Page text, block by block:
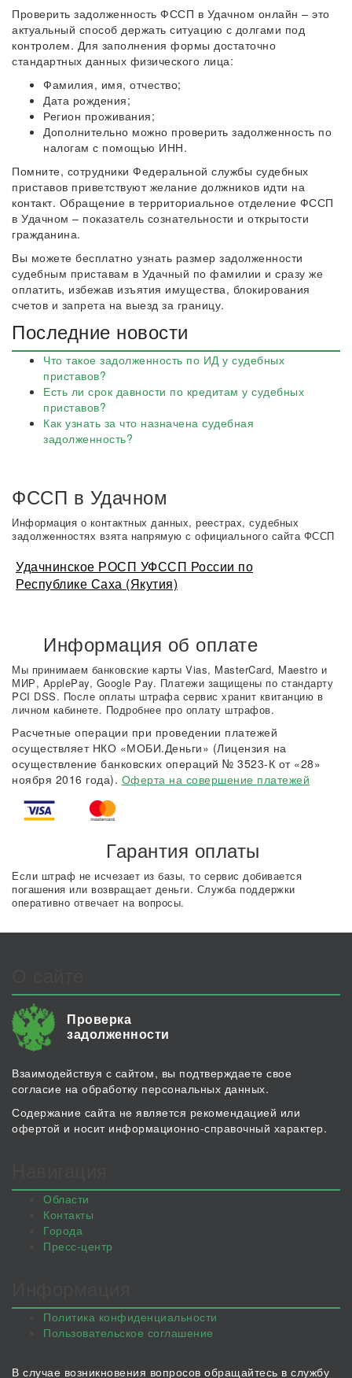
Проверить задолженность ФССП в Удачном онлайн – это
актуальный способ держать ситуацию с долгами под
контролем. Для заполнения формы достаточно
стандартных данных физического лица:
Фамилия, имя, отчество;
Дата рождения;
Регион проживания;
Дополнительно можно проверить задолженность по
налогам с помощью ИНН.
Помните, сотрудники Федеральной службы судебных
приставов приветствуют желание должников идти на
контакт. Обращение в территориальное отделение ФССП
в Удачном – показатель сознательности и открытости
гражданина.
Вы можете бесплатно узнать размер задолженности
судебным приставам в Удачный по фамилии и сразу же
оплатить, избежав изъятия имущества, блокирования
счетов и запрета на выезд за границу.
Последние новости
Что такое задолженность по ИД у судебных
приставов?
Есть ли срок давности по кредитам у судебных
приставов?
Как узнать за что назначена судебная
задолженность?
ФССП в Удачном
Информация о контактных данных, реестрах, судебных
задолженностях взята напрямую с официального сайта ФССП
Удачнинское РОСП УФССП России по
Республике Саха (Якутия)
Информация об оплате
Мы принимаем банковские карты Vias, MasterCard, Maestro и
МИР, ApplePay, Google Pay. Платежи защищены по стандарту
PCI DSS. После оплаты штрафа сервис хранит квитанцию в
личном кабинете. Подробнее про оплату штрафов.
Расчетные операции при проведении платежей
осуществляет НКО «МОБИ.Деньги» (Лицензия на
осуществление банковских операций № 3523-К от «28»
ноября 2016 года). Оферта на совершение платежей
Гарантия оплаты
Если штраф не исчезает из базы, то сервис добивается
погашения или возвращает деньги. Служба поддержки
оперативно отвечает на вопросы.
Проверка
задолженности
Взаимодействуя с сайтом, вы подтверждаете свое
согласие на обработку персональных данных.
Содержание сайта не является рекомендацией или
офертой и носит информационно-справочный характер.
Области
Контакты
Города
Пресс-центр
Политика конфиденциальности
Пользовательское соглашение
В случае возникновения вопросов обращайтесь в службу